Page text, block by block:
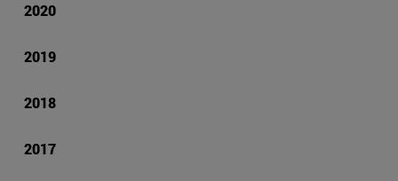
2020
2019
2018
2017